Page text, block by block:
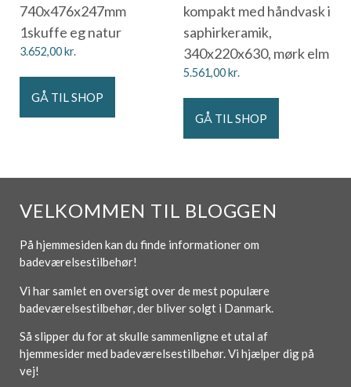
740x476x247mm
1skuffe eg natur
3.652,00kr.
GÅ TIL SHOP
kompakt med håndvask i
saphirkeramik,
340x220x630, mørk elm
5.561,00kr.
GÅ TIL SHOP
VELKOMMEN TIL BLOGGEN
På hjemmesiden kan du finde informationer om
badeværelsestilbehør!
Vi har samlet en oversigt over de mest populære
badeværelsestilbehør, der bliver solgt i Danmark.
Så slipper du for at skulle sammenligne et utal af
hjemmesider med badeværelsestilbehør. Vi hjælper dig på
vej!